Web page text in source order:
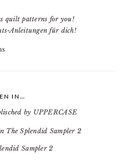
quilt patterns for you!
Anleitungen für dich!
IN…
by UPPERCASE
Sampler 2